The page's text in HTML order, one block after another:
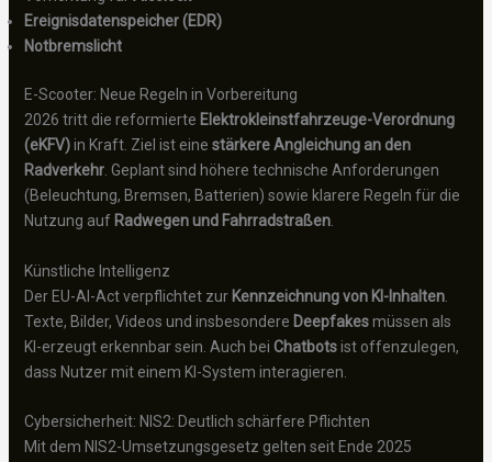
Ereignisdatenspeicher (EDR)
Notbremslicht
E-Scooter: Neue Regeln in Vorbereitung
2026 tritt die reformierte Elektrokleinstfahrzeuge-Verordnung
(eKFV)in Kraft. Ziel ist eine stärkere Angleichung an den
Radverkehr. Geplant sind höhere technische Anforderungen
(Beleuchtung, Bremsen, Batterien) sowie klarere Regeln für die
Nutzung auf Radwegen und Fahrradstraßen.
Künstliche Intelligenz
Der EU-AI-Act verpflichtet zur Kennzeichnung von KI-Inhalten.
Texte, Bilder, Videos und insbesondere Deepfakesmüssen als
KI-erzeugt erkennbar sein. Auch bei Chatbotsist offenzulegen,
dass Nutzer mit einem KI-System interagieren.
Cybersicherheit: NIS2: Deutlich schärfere Pflichten
Mit dem NIS2-Umsetzungsgesetz gelten seit Ende 2025